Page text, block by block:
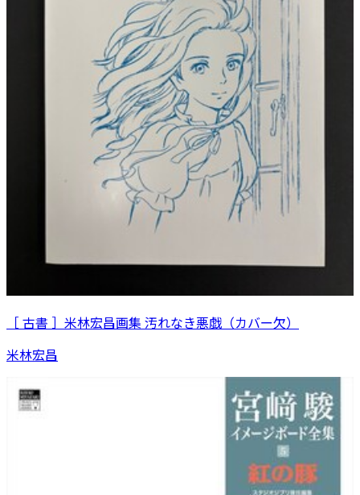
［ 古書 ］米林宏昌画集 汚れなき悪戯（カバー欠）
米林宏昌